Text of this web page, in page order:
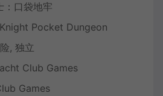
：口袋地牢
Pocket Dungeon
, 独立
Club Games
Games